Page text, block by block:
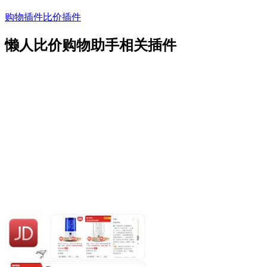
购物插件比价插件
懒人比价购物助手相关插件